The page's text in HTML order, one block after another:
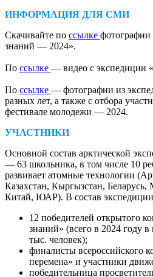
ИНФОРМАЦИЯ ДЛЯ СМИ
Скачивайте по ссылке фотографии
знаний — 2024».
По ссылке — видео с экспедиции
По ссылке — фотографии из
разных лет, а также с отбора
фестивале молодежи — 2024.
УЧАСТНИКИ
Основной состав арктической
— 63 школьника, в том числе 10
развивает атомные технологии
Казахстан, Кыргызстан,
Китай, ЮАР). В состав
12 победителей открытого
знаний» (всего в 2024 году
тыс. человек);
финалисты всероссийского
перемена» и участники
победительница